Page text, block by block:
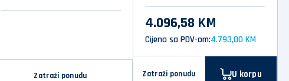
Zatraži ponudu
4.096,58 KM
Cijena sa PDV-om:4.793,00 KM
Zatraži ponudu U korpu